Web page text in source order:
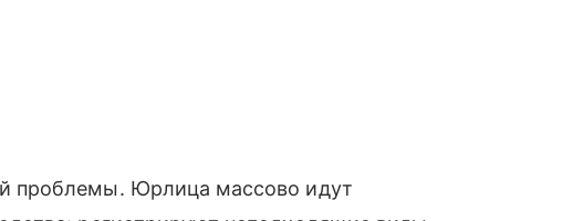
проблемы. Юрлица массово идут